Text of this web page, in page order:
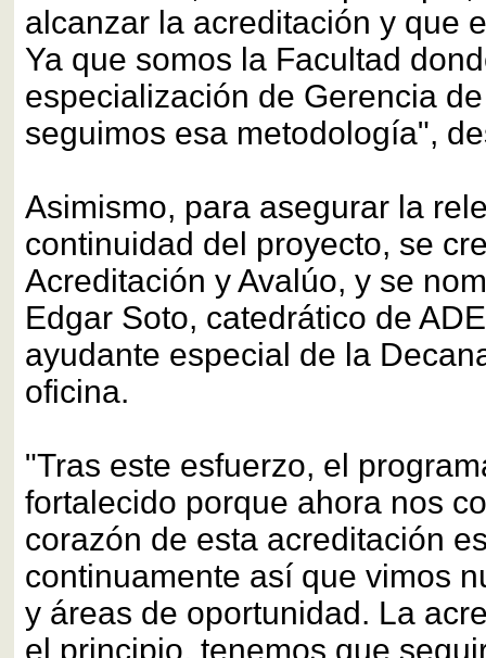
alcanzar la acreditación y que
Ya que somos la Facultad
especialización de Gerencia
seguimos esa metodología",
Asimismo, para asegurar la
continuidad del proyecto, se
Acreditación y Avalúo, y se
Edgar Soto, catedrático de
ayudante especial de la
oficina.
"Tras este esfuerzo, el
fortalecido porque ahora nos
corazón de esta acreditación
continuamente así que vimos
y áreas de oportunidad. La
el principio, tenemos que